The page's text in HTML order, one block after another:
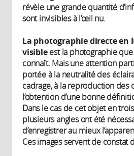
révèle une grande quantité
sont invisibles à l’œil nu.
La photographie directe en
visibleest la photographie
connaît. Mais une attention
portée à la neutralité des
cadrage, à la reproduction des
l’obtention d’une bonne
Dans le cas de cet objet en
plusieurs angles ont été
d’enregistrer au mieux
Ces images servent de constat